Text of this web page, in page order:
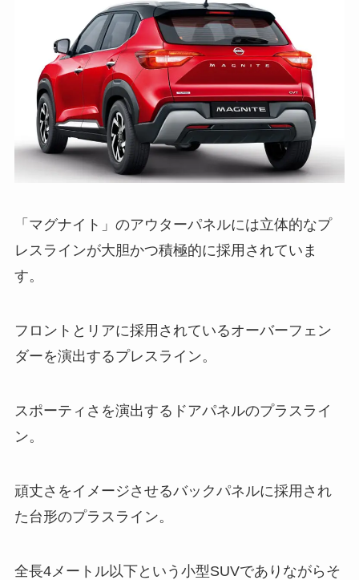
「マグナイト」のアウターパネルには立体的なプ
レスラインが大胆かつ積極的に採用されていま
す。
フロントとリアに採用されているオーバーフェン
ダーを演出するプレスライン。
スポーティさを演出するドアパネルのプラスライ
ン。
頑丈さをイメージさせるバックパネルに採用され
た台形のプラスライン。
全長4メートル以下という小型SUVでありながらそ